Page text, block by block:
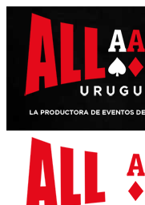
Saltar
contenido
Menú
primario